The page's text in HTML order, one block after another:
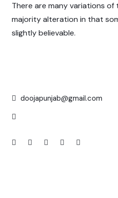
There are many variations of
majority alteration in that
slightly believable.
doojapunjab@gmail.com